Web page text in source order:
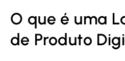
O que é uma
de Produto